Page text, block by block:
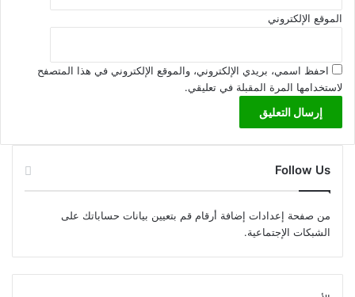
الموقع الإلكتروني
احفظ اسمي، بريدي الإلكتروني، والموقع الإلكتروني في هذا المتصفح
لاستخدامها المرة المقبلة في تعليقي.
Follow Us
من صفحة إعدادات إضافة أرقام قم بتعيين بيانات حساباتك على
الشبكات الإجتماعية.